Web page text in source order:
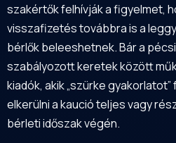
szakértők felhívják a figyelmet,
visszafizetés továbbra is a
bérlők beleeshetnek. Bár a
szabályozott keretek között
kiadók, akik „szürke
elkerülni a kaució teljes vagy
bérleti időszak végén.